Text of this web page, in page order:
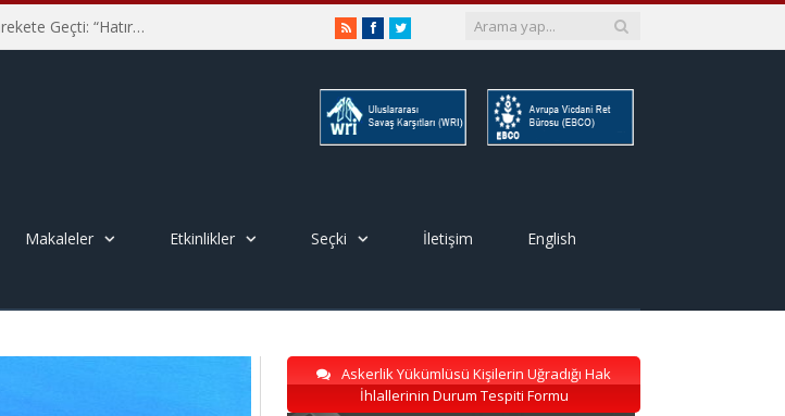
Hiroşima’nın 81. Yılında İtalyan Savaş Karşıtları Harekete Geçti: “Hatırlamak yeterli değil” RSSFacebookTwitter
Makaleler Etkinlikler Seçki İletişim English
Askerlik Yükümlüsü Kişilerin Uğradığı Hak
İhlallerinin Durum Tespiti Formu